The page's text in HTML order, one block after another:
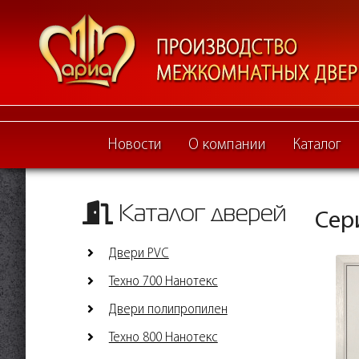
Новости О компании Каталог
Каталог дверей
Двери PVC
Техно 700 Нанотекс
Двери полипропилен
Техно 800 Нанотекс